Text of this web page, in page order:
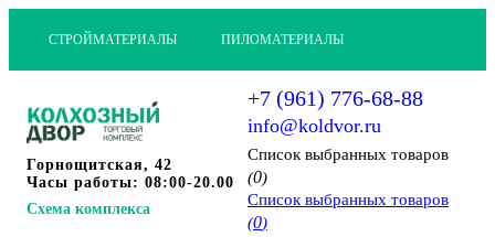
СТРОЙМАТЕРИАЛЫ ПИЛОМАТЕРИАЛЫ
Горнощитская, 42
Часы работы: 08:00-20.00
Схема комплекса
+7 (961) 776-68-88
info@koldvor.ru
Cписок выбранных товаров
(0)
Cписок выбранных товаров
(0)